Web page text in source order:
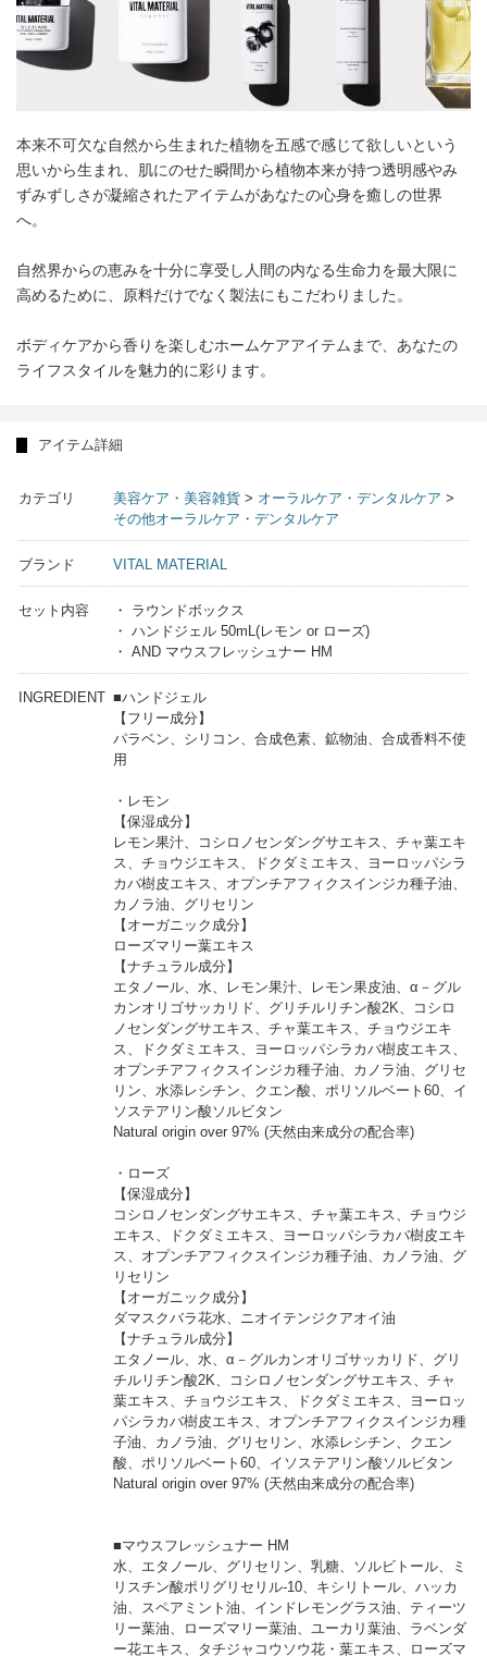
本来不可欠な自然から生まれた植物を五感で感じて欲しいという
思いから生まれ、肌にのせた瞬間から植物本来が持つ透明感やみ
ずみずしさが凝縮されたアイテムがあなたの心身を癒しの世界
へ。
自然界からの恵みを十分に享受し人間の内なる生命力を最大限に
高めるために、原料だけでなく製法にもこだわりました。
ボディケアから香りを楽しむホームケアアイテムまで、あなたの
ライフスタイルを魅力的に彩ります。
アイテム詳細
カテゴリ 美容ケア・美容雑貨 > オーラルケア・デンタルケア >
その他オーラルケア・デンタルケア
ブランド VITAL MATERIAL
セット内容
・ ラウンドボックス
・ ハンドジェル 50mL(レモン or ローズ)
・ AND マウスフレッシュナー HM
INGREDIENT ■ハンドジェル
【フリー成分】
パラベン、シリコン、合成色素、鉱物油、合成香料不使
用
・レモン
【保湿成分】
レモン果汁、コシロノセンダングサエキス、チャ葉エキ
ス、チョウジエキス、ドクダミエキス、ヨーロッパシラ
カバ樹皮エキス、オプンチアフィクスインジカ種子油、
カノラ油、グリセリン
【オーガニック成分】
ローズマリー葉エキス
【ナチュラル成分】
エタノール、水、レモン果汁、レモン果皮油、α－グル
カンオリゴサッカリド、グリチルリチン酸2K、コシロ
ノセンダングサエキス、チャ葉エキス、チョウジエキ
ス、ドクダミエキス、ヨーロッパシラカバ樹皮エキス、
オプンチアフィクスインジカ種子油、カノラ油、グリセ
リン、水添レシチン、クエン酸、ポリソルベート60、イ
ソステアリン酸ソルビタン
Natural origin over 97% (天然由来成分の配合率)
・ローズ
【保湿成分】
コシロノセンダングサエキス、チャ葉エキス、チョウジ
エキス、ドクダミエキス、ヨーロッパシラカバ樹皮エキ
ス、オプンチアフィクスインジカ種子油、カノラ油、グ
リセリン
【オーガニック成分】
ダマスクバラ花水、ニオイテンジクアオイ油
【ナチュラル成分】
エタノール、水、α－グルカンオリゴサッカリド、グリ
チルリチン酸2K、コシロノセンダングサエキス、チャ
葉エキス、チョウジエキス、ドクダミエキス、ヨーロッ
パシラカバ樹皮エキス、オプンチアフィクスインジカ種
子油、カノラ油、グリセリン、水添レシチン、クエン
酸、ポリソルベート60、イソステアリン酸ソルビタン
Natural origin over 97% (天然由来成分の配合率)
■マウスフレッシュナー HM
水、エタノール、グリセリン、乳糖、ソルビトール、ミ
リスチン酸ポリグリセリル-10、キシリトール、ハッカ
油、スペアミント油、インドレモングラス油、ティーツ
リー葉油、ローズマリー葉油、ユーカリ葉油、ラベンダ
ー花エキス、タチジャコウソウ花・葉エキス、ローズマ